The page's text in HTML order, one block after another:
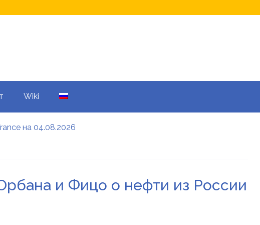
Wiki
на 04.08.2026
а кому не начислят
и обменникови Фицо о нефти из России